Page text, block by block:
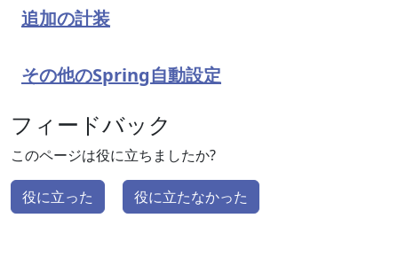
追加の計装
その他のSpring自動設定
フィードバック
このページは役に立ちましたか?
役に立った 役に立たなかった